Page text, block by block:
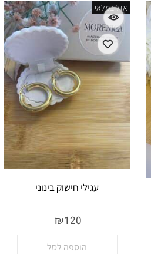
אזל במלאי
עגילי חישוק בינוני
₪120
הוספה לסל